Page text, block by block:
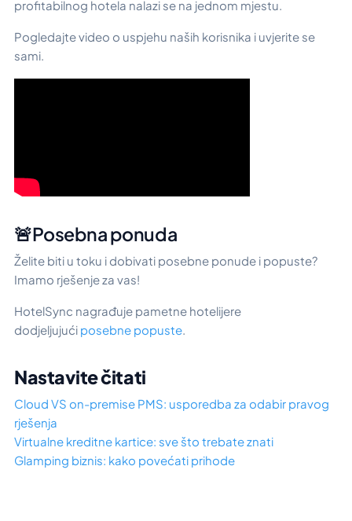
profitabilnog hotela nalazi se na jednom mjestu.
Pogledajte video o uspjehu naših korisnika i uvjerite se
sami.
🚨Posebna ponuda
Želite biti u toku i dobivati posebne ponude i popuste?
Imamo rješenje za vas!
HotelSync nagrađuje pametne hotelijere
dodjeljujući posebne popuste.
Nastavite čitati
Cloud VS on-premise PMS: usporedba za odabir pravog
rješenja
Virtualne kreditne kartice: sve što trebate znati
Glamping biznis: kako povećati prihode